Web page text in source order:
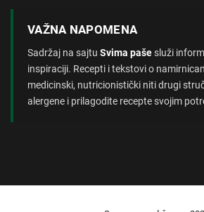
VAŽNA NAPOMENA
Sadržaj na sajtu Svima paše služi
inspiraciji. Recepti i tekstovi o
medicinski, nutricionistički niti drugi
alergene i prilagodite recepte svojim